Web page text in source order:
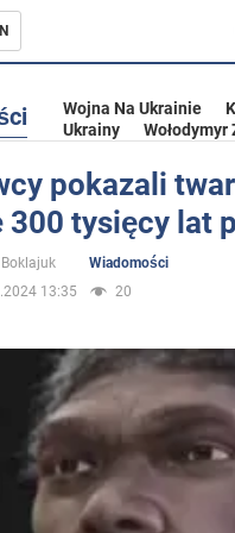
Ukrainie
Wojna Na Ukrainie
Ukrainy
Wołodymyr
pokazali
300 tysięcy lat
Wiadomości
13:35
20